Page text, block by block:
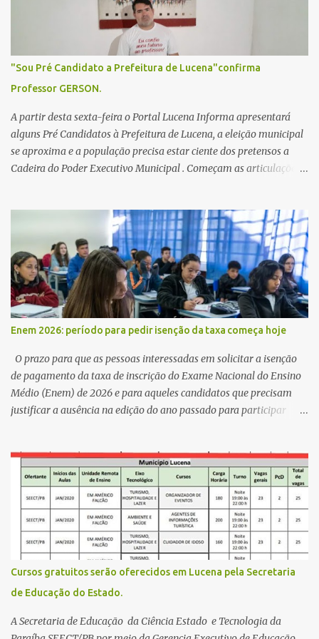
"Sou Pré Candidato a Prefeitura de Lucena"confirma
Professor GERSON.
A partir desta sexta-feira o Portal Lucena Informa apresentará
alguns Pré Candidatos à Prefeitura de Lucena, a eleição municipal
se aproxima e a população precisa estar ciente dos pretensos a
Cadeira do Poder Executivo Municipal . Começam as articulações e
Bandeira Valcinete Araújo e Professor Gerson Andrade há
possibilidade de mais nomes aparecer , ficaremos no aguardo para
trazer mais informações. A primeira entrevista foi com o
inimaginável Gerson Andrade ,Professor da Rede Municipal
(efetivo), supervisor, Formado em Pedagogia e Biomedicina pela
UFPB. Leciona no Otto Illi, Gilberto Inácio, Ellinora Dornellas
,Escola Américo Falcão. Gerson nos contou que a idéia de disputar
a prefeitura veio de um sonho há 5 anos atrás, e também por
acreditar que o trabalho dos seus companheiros principalmente
da zona rural deve ser mais valorizado e que eles serão a Fortalez...
Enem 2026: período para pedir isenção da taxa começa hoje
O prazo para que as pessoas interessadas em solicitar a isenção
de pagamento da taxa de inscrição do Exame Nacional do Ensino
Médio (Enem) de 2026 e para aqueles candidatos que precisam
justificar a ausência na edição do ano passado para participar
eletrônico da Página do Participante do Enem com o login único
da plataforma de serviços digitais do governo federal, o Gov.br.
Direito de solicitar a isenção O Inep prevê a gratuidade na
inscrição do exame para os seguintes casos: · matriculados no 3º
ano do ensino médio em escola pública, em 2026; LEIA MAIS
Usina Cultural tem fim de semana com literatura, música e evento
solidário Governo da Paraíba empossa 1000 novos professores e
mais convocações devem ocorrer Volta às aulas 2026.1 da
Faculdade Três Marias marca início do semestre e matrículas
seguem abertas para novos alunos · es...
Cursos gratuitos serão oferecidos em Lucena pela Secretaria
de Educação do Estado.
A Secretaria de Educação da Ciência Estado e Tecnologia da